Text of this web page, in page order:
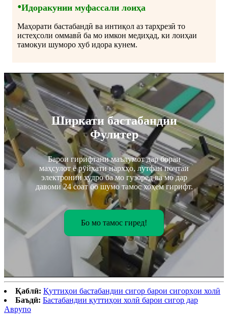
•Идоракунии муфассали лоиҳа
Маҳорати бастабандӣ ва интиқол аз тарҳрезӣ то
истеҳсоли оммавӣ ба мо имкон медиҳад, ки лоиҳаи
тамокуи шуморо хуб идора кунем.
Ширкати бастабандии
Фулитер
Барои гирифтани маълумот дар бораи
маҳсулот ё рӯйхати нархҳо, лутфан почтаи
электронии худро ба мо гузоред ва мо дар
давоми 24 соат бо шумо тамос хоҳем гирифт.
Бо мо тамос гиред!
Қаблӣ: Қуттиҳои бастабандии сигор барои сигорҳои холӣ
Баъдӣ: Бастабандии қуттиҳои холӣ барои сигор дар
Аврупо